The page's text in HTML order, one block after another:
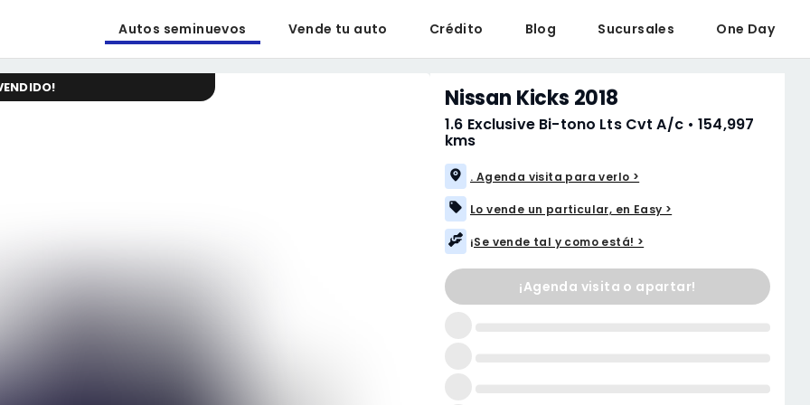
Autos seminuevos Vende tu auto Crédito Blog Sucursales One Day
! Nissan Kicks 2018
1.6 Exclusive Bi-tono Lts Cvt A/c • 154,997
kms
. Agenda visita para verlo >
Lo vende un particular, en Easy >
¡Se vende tal y como está! >
¡Agenda visita o apartar!